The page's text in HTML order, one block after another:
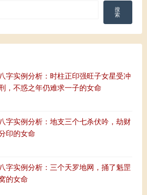
搜
索
八字实例分析：时柱正印强旺子女星受冲
，不惑之年仍难求一子的女命
八字实例分析：地支三个七杀伏吟，劫财
印的女命
八字实例分析：三个天罗地网，捅了魁罡
的女命